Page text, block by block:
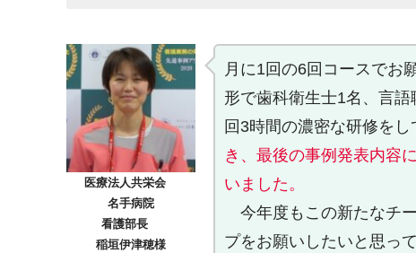
医療法人共栄会
名手病院
看護部長
稲垣伊津穂様
月に1回の6回コースでお
形で歯科衛生士1名、言
回3時間の濃密な研修をし
き、最後の事例発表内容
いました。
今年度もこの新たなチ
プをお願いしたいと思って